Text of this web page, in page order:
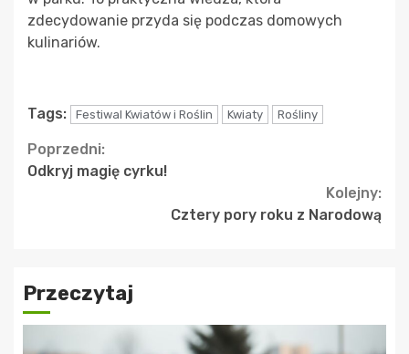
zdecydowanie przyda się podczas domowych
kulinariów.
Tags: Festiwal Kwiatów i Roślin Kwiaty Rośliny
Continue
Reading
Poprzedni:
Odkryj magię cyrku!
Kolejny:
Cztery pory roku z Narodową
Przeczytaj